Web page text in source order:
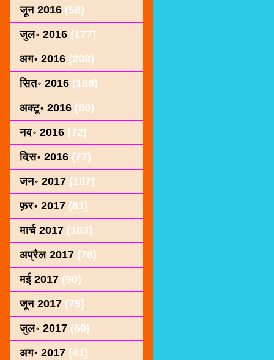
जून 2016 (58)
जुल॰ 2016 (177)
अग॰ 2016 (208)
सित॰ 2016 (188)
अक्टू॰ 2016 (80)
नव॰ 2016 (72)
दिस॰ 2016 (77)
जन॰ 2017 (107)
फ़र॰ 2017 (81)
मार्च 2017 (103)
अप्रैल 2017 (76)
मई 2017 (90)
जून 2017 (75)
जुल॰ 2017 (60)
अग॰ 2017 (41)